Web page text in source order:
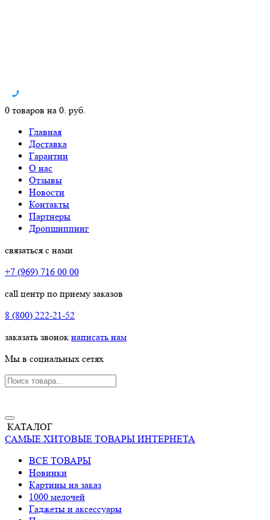
0 товаров на 0. руб.
Главная
Доставка
Гарантии
О нас
Отзывы
Новости
Контакты
Партнеры
Дропшиппинг
связаться с нами
+7 (969) 716 00 00
call центр по приему заказов
8 (800) 222-21-52
заказать звонок написать нам
Мы в социальных сетях
КАТАЛОГ
САМЫЕ ХИТОВЫЕ ТОВАРЫ ИНТЕРНЕТА
ВСЕ ТОВАРЫ
Новинки
Картины на заказ
1000 мелочей
Гаджеты и аксессуары